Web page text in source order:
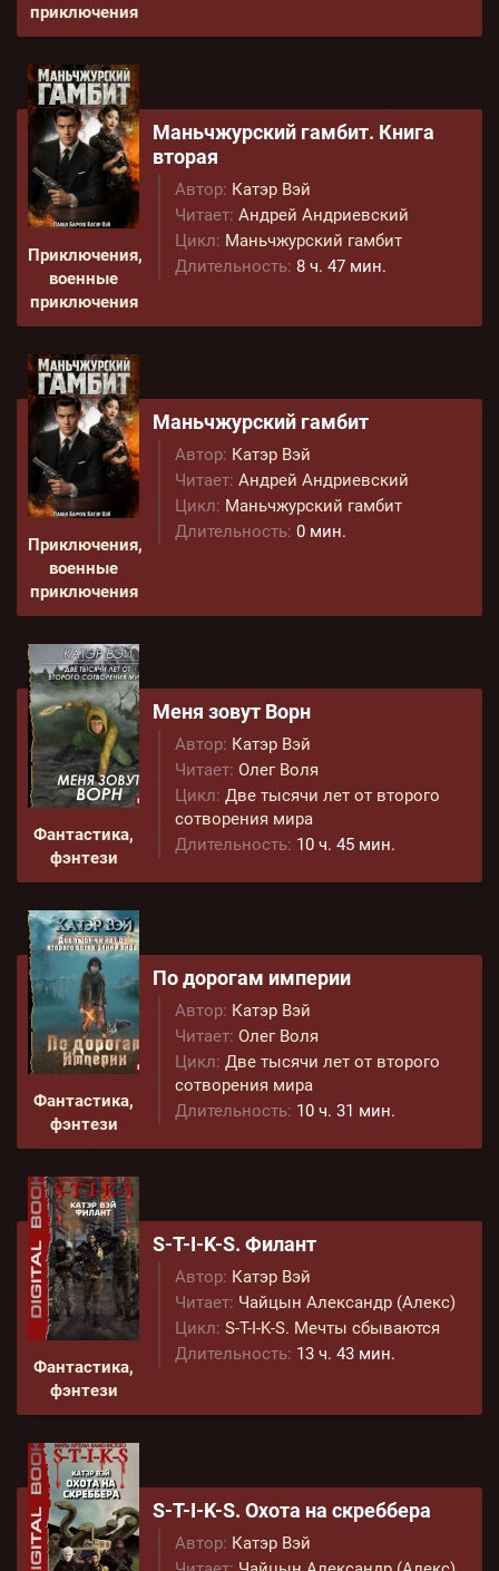
приключения
Приключения,
военные
приключения
Маньчжурский гамбит. Книга
вторая
Автор: Катэр Вэй
Читает: Андрей Андриевский
Цикл: Маньчжурский гамбит
Длительность: 8 ч. 47 мин.
Приключения,
военные
приключения
Маньчжурский гамбит
Автор: Катэр Вэй
Читает: Андрей Андриевский
Цикл: Маньчжурский гамбит
Длительность: 0 мин.
Фантастика,
фэнтези
Меня зовут Ворн
Автор: Катэр Вэй
Читает: Олег Воля
Цикл: Две тысячи лет от второго
сотворения мира
Длительность: 10 ч. 45 мин.
Фантастика,
фэнтези
По дорогам империи
Автор: Катэр Вэй
Читает: Олег Воля
Цикл: Две тысячи лет от второго
сотворения мира
Длительность: 10 ч. 31 мин.
Фантастика,
фэнтези
S-T-I-K-S. Филант
Автор: Катэр Вэй
Читает: Чайцын Александр (Алекс)
Цикл: S-T-I-K-S. Мечты сбываются
Длительность: 13 ч. 43 мин.
S-T-I-K-S. Охота на скреббера
Автор: Катэр Вэй